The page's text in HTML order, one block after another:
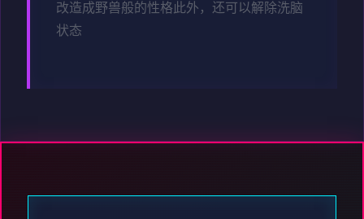
改造成野兽般的性格此外，还可以解除洗脑
状态